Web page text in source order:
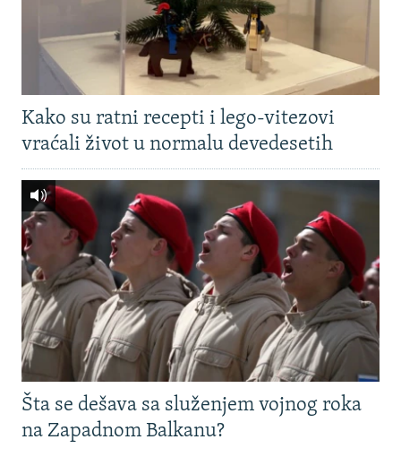
Kako su ratni recepti i lego-vitezovi
vraćali život u normalu devedesetih
Šta se dešava sa služenjem vojnog roka
na Zapadnom Balkanu?